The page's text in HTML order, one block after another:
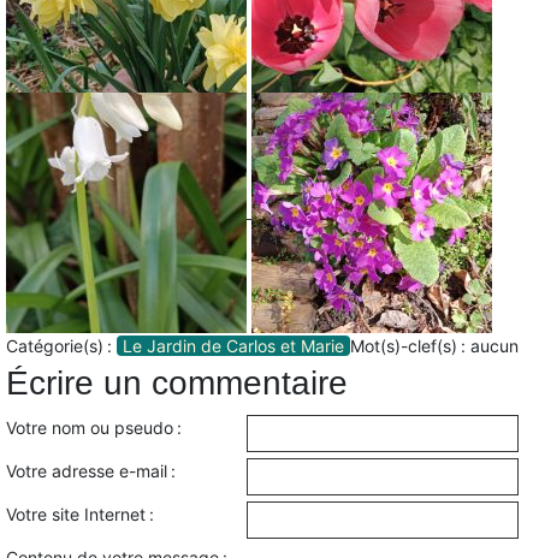
Catégorie(s) : Le Jardin de Carlos et Marie Mot(s)-clef(s) : aucun
Écrire un commentaire
Votre nom ou pseudo :
Votre adresse e-mail :
Votre site Internet :